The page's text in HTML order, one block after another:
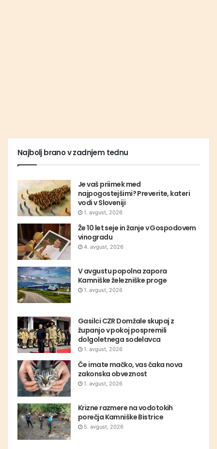
Najbolj brano v zadnjem tednu
Je vaš priimek med
najpogostejšimi? Preverite, kateri
vodi v Sloveniji
1. avgust, 2026
Že 10 let seje in žanje v Gospodovem
vinogradu
4. avgust, 2026
V avgustu popolna zapora
Kamniške železniške proge
1. avgust, 2026
Gasilci CZR Domžale skupaj z
županjo v pokoj pospremili
dolgoletnega sodelavca
1. avgust, 2026
Če imate mačko, vas čaka nova
zakonska obveznost
1. avgust, 2026
Krizne razmere na vodotokih
porečja Kamniške Bistrice
5. avgust, 2026